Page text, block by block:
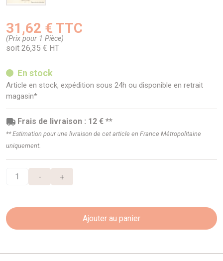
31,62 € TTC
(Prix pour 1 Pièce)
soit 26,35 € HT
En stock
Article en stock, expédition sous 24h ou disponible en retrait
magasin*
Frais de livraison : 12 € **
** Estimation pour une livraison de cet article en France Métropolitaine
uniquement.
- +
Ajouter au panier